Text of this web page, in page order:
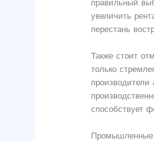
правильный
увеличить
перестань
Также стоит
только
способствует
Промышленные